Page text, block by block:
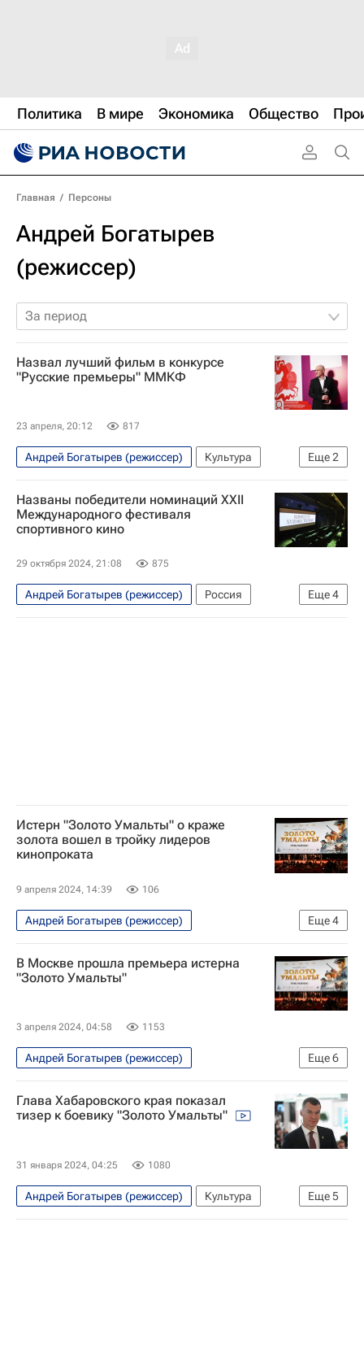
Политика В мире Экономика Общество
Главная / Персоны
Андрей Богатырев
(режиссер)
За период
Назвал лучший фильм в конкурсе
"Русские премьеры" ММКФ
23 апреля, 20:12 817
Еще2
Андрей Богатырев (режиссер)
Культура
Виктор Шамиров (Никита Римашов)
Сергей Эйзенштейн
Названы победители номинаций XXII
Международного фестиваля
спортивного кино
29 октября 2024, 21:08 875
Еще4
Андрей Богатырев (режиссер)
Россия
Казахстан
Хорватия
Ирина Роднина
Истерн "Золото Умальты" о краже
золота вошел в тройку лидеров
кинопроката
9 апреля 2024, 14:39 106
Еще4
Андрей Богатырев (режиссер)
Хабаровский край
Михаил Дегтярев
Павел Деревянко
Верхнебуреинский район
В Москве прошла премьера истерна
"Золото Умальты"
3 апреля 2024, 04:58 1153
Еще6
Андрей Богатырев (режиссер)
Хабаровский край
Михаил Дегтярев
Павел Деревянко
Хабаровский край
Глава Хабаровского края показал
тизер к боевику "Золото Умальты"
31 января 2024, 04:25 1080
Еще5
Андрей Богатырев (режиссер)
Культура
Санкт-Петербург
Хабаровский край